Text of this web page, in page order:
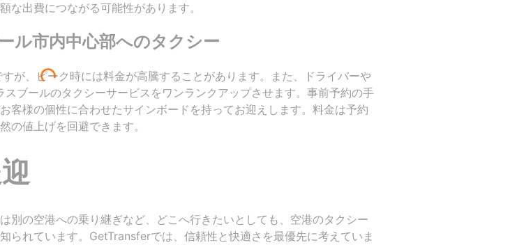
な出費につながる可能性があります。
ル市内中心部へのタクシー
が、ピーク時には料金が高騰することがあります。また、ドライバーや
ブールのタクシーサービスをワンランクアップさせます。事前予約の手
客様の個性に合わせたサインボードを持ってお迎えします。料金は予約
の値上げを回避できます。
別の空港への乗り継ぎなど、どこへ行きたいとしても、空港のタクシー
られています。GetTransferでは、信頼性と快適さを最優先に考えていま